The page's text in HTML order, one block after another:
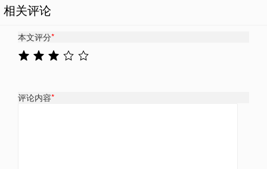
相关评论
本文评分*
评论内容*